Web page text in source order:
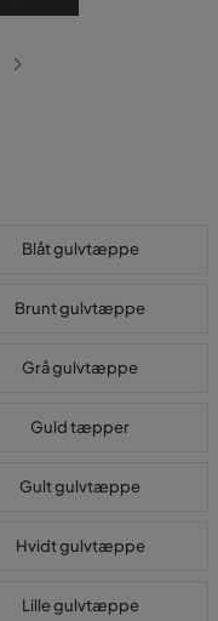
Blåt gulvtæppe
Brunt gulvtæppe
Grå gulvtæppe
Guld tæpper
Gult gulvtæppe
Hvidt gulvtæppe
Lille gulvtæppe